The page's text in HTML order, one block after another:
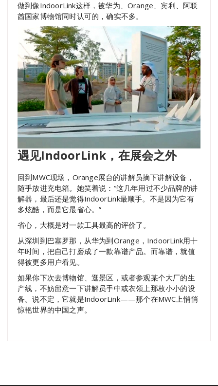
做到像IndoorLink这样，被华为、Orange、宾利、阿联
酋国家博物馆同时认可的，确实不多。
遇见IndoorLink，在展会之外
回到MWC现场，Orange展台的讲解员摘下讲解设备，
随手放进充电箱。她笑着说：“这几年用过不少品牌的讲
解器，最后还是觉得IndoorLink最顺手。不是因为它有
多炫酷，而是它最省心。”
省心，大概是对一款工具最高的评价了。
从深圳到巴塞罗那，从华为到Orange，IndoorLink用十
年时间，把自己打磨成了一款靠谱产品。而靠谱，就值
得被更多用户看见。
如果你下次去博物馆、逛景区，或者参观某个大厂的生
产线，不妨留意一下讲解员手中或衣领上那枚小小的设
备。说不定，它就是IndoorLink——那个在MWC上悄悄
惊艳世界的中国之声。